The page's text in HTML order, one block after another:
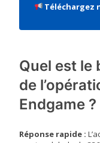
Téléchargez
Quel est le
de
Endgame ?
Réponse rapide :